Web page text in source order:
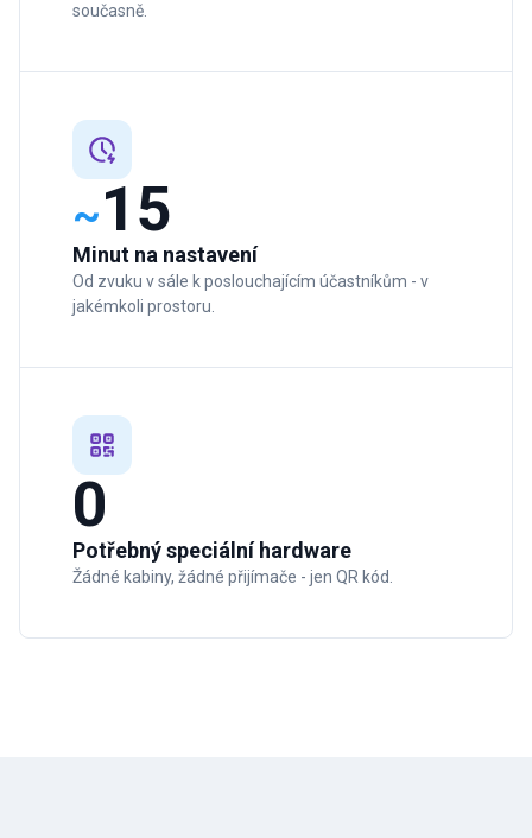
současně.
~15
Minut na nastavení
Od zvuku v sále k poslouchajícím účastníkům - v
jakémkoli prostoru.
0
Potřebný speciální hardware
Žádné kabiny, žádné přijímače - jen QR kód.